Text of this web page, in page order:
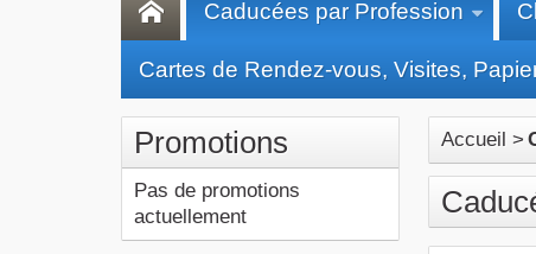
Caducées par Profession
Cartes de Rendez-vous, Visites,
Promotions
Pas de promotions
actuellement
Accueil >